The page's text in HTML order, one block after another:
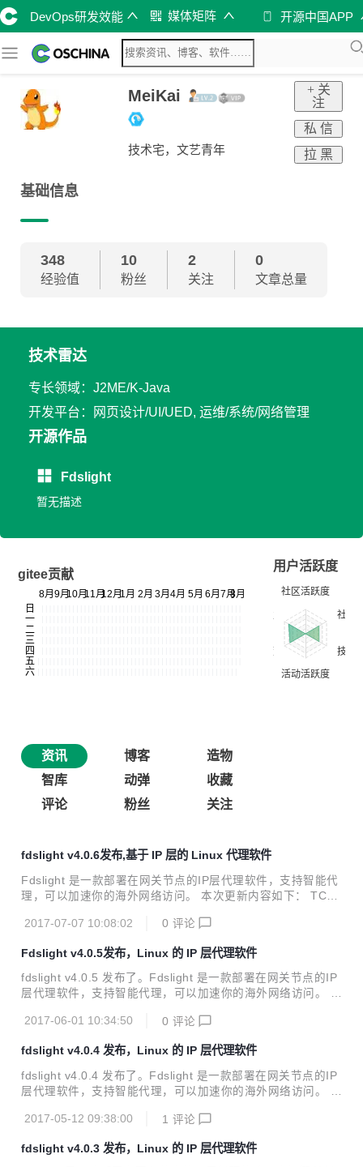
DevOps研发效能 媒体矩阵 开源中国APP
MeiKai
技术宅，文艺青年
+ 关
注
私 信
拉 黑
基础信息
348
经验值
10
粉丝
2
关注
0
文章总量
技术雷达
专长领域：J2ME/K-Java
开发平台：网页设计/UI/UED, 运维/系统/网络管理
开源作品
Fdslight
暂无描述
gitee贡献
用户活跃度
资讯 博客
造物
智库
动弹
收藏
评论
粉丝 关注
fdslight v4.0.6发布,基于 IP 层的 Linux 代理软件
Fdslight 是一款部署在网关节点的IP层代理软件，支持智能代
理，可以加速你的海外网络访问。 本次更新内容如下： TCP
2017-07-07 10:08:02
0 评论
Fdslight v4.0.5发布，Linux 的 IP 层代理软件
fdslight v4.0.5 发布了。Fdslight 是一款部署在网关节点的IP
层代理软件，支持智能代理，可以加速你的海外网络访问。 本
用来进行广告屏蔽等用途
2017-06-01 10:34:50 0 评论
fdslight v4.0.4 发布，Linux 的 IP 层代理软件
fdslight v4.0.4 发布了。Fdslight 是一款部署在网关节点的IP
层代理软件，支持智能代理，可以加速你的海外网络访问。 本
隧道数据冗余（udp_tunnel_redundancy）选项被加入，现
启）
2017-05-12 09:38:00 1 评论
fdslight v4.0.3 发布，Linux 的 IP 层代理软件